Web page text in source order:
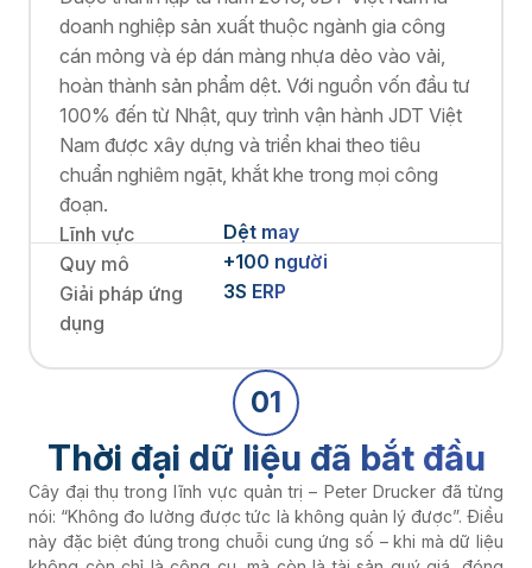
doanh nghiệp sản xuất thuộc ngành gia công
cán mỏng và ép dán màng nhựa dẻo vào vải,
hoàn thành sản phẩm dệt. Với nguồn vốn đầu tư
100% đến từ Nhật, quy trình vận hành JDT Việt
Nam được xây dựng và triển khai theo tiêu
chuẩn nghiêm ngặt, khắt khe trong mọi công
đoạn.
Lĩnh vực
Dệt may
Quy mô
+100 người
Giải pháp ứng
dụng
3S ERP
01
Thời đại dữ liệu đã bắt đầu
Cây đại thụ trong lĩnh vực quản trị – Peter Drucker đã từng
nói: “Không đo lường được tức là không quản lý được”. Điều
này đặc biệt đúng trong chuỗi cung ứng số – khi mà dữ liệu
không còn chỉ là công cụ, mà còn là tài sản quý giá, đóng